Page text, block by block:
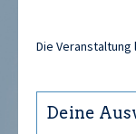
Die
Deine